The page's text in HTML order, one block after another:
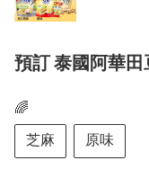
預訂 泰國阿華田
🌈
芝麻
原味